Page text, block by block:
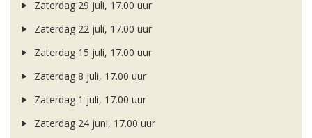
Zaterdag 29 juli, 17.00 uur
Zaterdag 22 juli, 17.00 uur
Zaterdag 15 juli, 17.00 uur
Zaterdag 8 juli, 17.00 uur
Zaterdag 1 juli, 17.00 uur
Zaterdag 24 juni, 17.00 uur